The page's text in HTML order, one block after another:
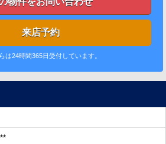
来店予約
は24時間365日受付しています。